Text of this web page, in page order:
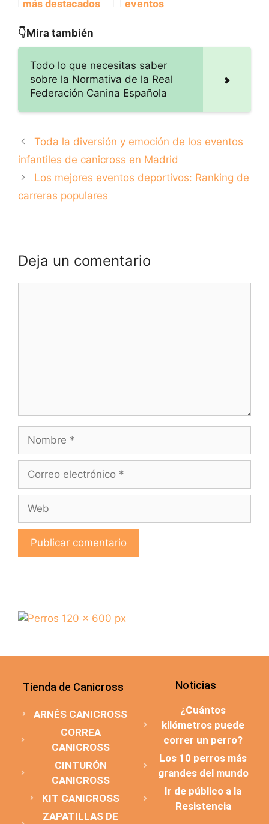
más destacados
Populares:
ganadores!
eventos
👇Mira también
Todo lo que necesitas saber
sobre la Normativa de la Real
Federación Canina Española
Toda la diversión y emoción de los eventos
infantiles de canicross en Madrid
Los mejores eventos deportivos: Ranking de
carreras populares
Deja un comentario
Tienda de Canicross
ARNÉS CANICROSS
CORREA
CANICROSS
CINTURÓN
CANICROSS
KIT CANICROSS
ZAPATILLAS DE
Noticias
¿Cuántos
kilómetros puede
correr un perro?
Los 10 perros más
grandes del mundo
Ir de público a la
Resistencia